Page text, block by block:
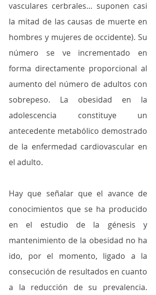
vasculares cerbrales… suponen casi
la mitad de las causas de muerte en
hombres y mujeres de occidente). Su
número se ve incrementado en
forma directamente proporcional al
aumento del número de adultos con
sobrepeso. La obesidad en la
adolescencia constituye un
antecedente metabólico demostrado
de la enfermedad cardiovascular en
el adulto.
Hay que señalar que el avance de
conocimientos que se ha producido
en el estudio de la génesis y
mantenimiento de la obesidad no ha
ido, por el momento, ligado a la
consecución de resultados en cuanto
a la reducción de su prevalencia.